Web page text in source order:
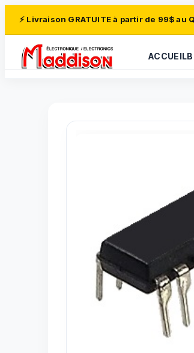
⚡ Livraison GRATUITE à partir de 99$
ACCUEIL